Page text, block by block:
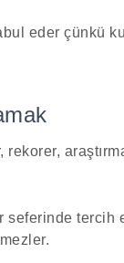
eder çünkü
seferinde